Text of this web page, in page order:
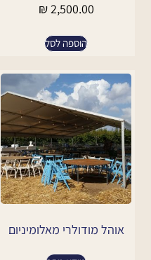
₪2,500.00
הוספה לסל
אוהל מודולרי מאלומיניום